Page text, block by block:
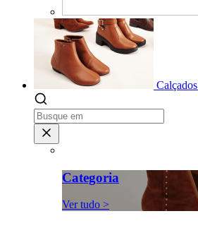
Calçados
Categoria
Ver tudo >